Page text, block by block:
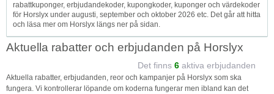
rabattkuponger, erbjudandekoder, kupongkoder, kuponger och värdekoder
för Horslyx under augusti, september och oktober 2026 etc. Det går att hitta
och läsa mer om Horslyx längs ner på sidan.
Aktuella rabatter och erbjudanden på Horslyx
Det finns 6 aktiva erbjudanden
Aktuella rabatter, erbjudanden, reor och kampanjer på Horslyx som ska
fungera. Vi kontrollerar löpande om koderna fungerar men ibland kan det